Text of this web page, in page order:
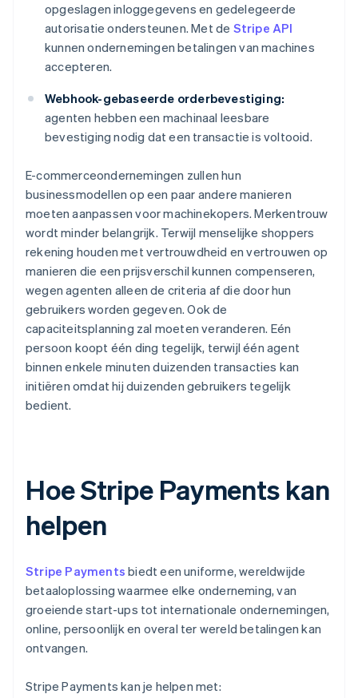
opgeslagen inloggegevens en gedelegeerde
autorisatie ondersteunen. Met de Stripe API
kunnen ondernemingen betalingen van machines
accepteren.
Webhook-gebaseerde orderbevestiging:
agenten hebben een machinaal leesbare
bevestiging nodig dat een transactie is voltooid.
E-commerceondernemingen zullen hun
businessmodellen op een paar andere manieren
moeten aanpassen voor machinekopers. Merkentrouw
wordt minder belangrijk. Terwijl menselijke shoppers
rekening houden met vertrouwdheid en vertrouwen op
manieren die een prijsverschil kunnen compenseren,
wegen agenten alleen de criteria af die door hun
gebruikers worden gegeven. Ook de
capaciteitsplanning zal moeten veranderen. Eén
persoon koopt één ding tegelijk, terwijl één agent
binnen enkele minuten duizenden transacties kan
initiëren omdat hij duizenden gebruikers tegelijk
bedient.
Hoe Stripe Payments kan
helpen
Stripe Payments biedt een uniforme, wereldwijde
betaaloplossing waarmee elke onderneming, van
groeiende start-ups tot internationale ondernemingen,
online, persoonlijk en overal ter wereld betalingen kan
ontvangen.
Stripe Payments kan je helpen met: